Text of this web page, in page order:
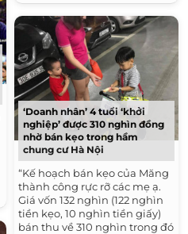
‘Doanh nhân’ 4 tuổi ‘khởi
nghiệp’ được 310 nghìn đồng
nhờ bán kẹo trong hầm
chung cư Hà Nội
“Kế hoạch bán kẹo của Măng
thành công rực rỡ các mẹ ạ.
Giá vốn 132 nghìn (122 nghìn
tiền kẹo, 10 nghìn tiền giấy)
bán thu về 310 nghìn trong đó